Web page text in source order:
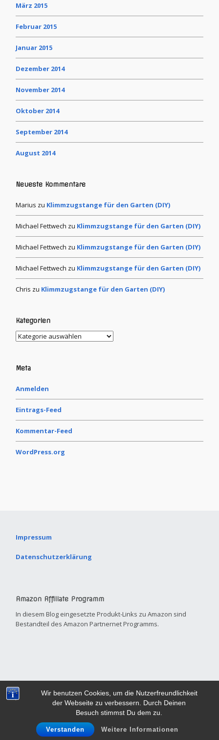
Wir benutzen Cookies, um die Nutzerfreundlichkeit
der Webseite zu verbessern. Durch Deinen
Besuch stimmst Du dem zu.
Verstanden Weitere Informationen
März 2015
Februar 2015
Januar 2015
Dezember 2014
November 2014
Oktober 2014
September 2014
August 2014
Neueste Kommentare
Marius zu Klimmzugstange für den Garten (DIY)
Michael Fettwech zu Klimmzugstange für den Garten (DIY)
Michael Fettwech zu Klimmzugstange für den Garten (DIY)
Michael Fettwech zu Klimmzugstange für den Garten (DIY)
Chris zu Klimmzugstange für den Garten (DIY)
Kategorien
Meta
Anmelden
Eintrags-Feed
Kommentar-Feed
WordPress.org
Impressum
Datenschutzerklärung
Amazon Affiliate Programm
In diesem Blog eingesetzte Produkt-Links zu Amazon sind
Bestandteil des Amazon Partnernet Programms.